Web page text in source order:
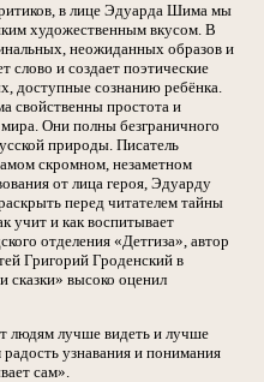
в лице Эдуарда Шима мы
художественным вкусом. В
неожиданных образов и
слово и создает поэтические
доступные сознанию ребёнка.
свойственны простота и
Они полны безграничного
природы. Писатель
скромном, незаметном
от лица героя, Эдуарду
перед читателем тайны
учит и как воспитывает
отделения «Детгиза», автор
Григорий Гроденский в
сказки» высоко оценил
людям лучше видеть и лучше
узнавания и понимания
сам».